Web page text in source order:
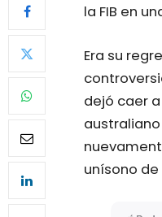
la FIB en
Era su
dejó caer
unísono